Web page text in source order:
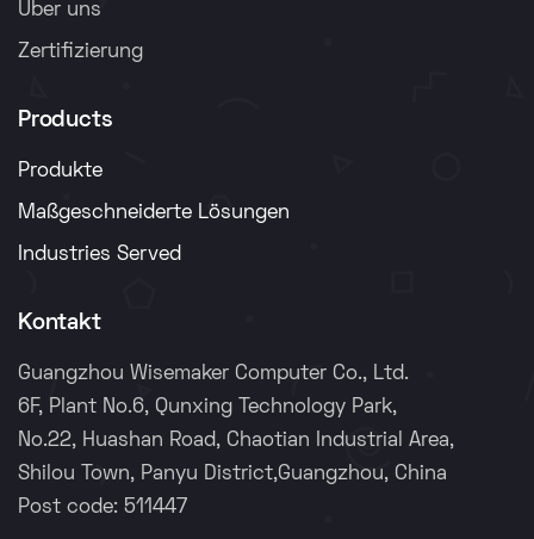
Über uns
Zertifizierung
Products
Produkte
Maßgeschneiderte Lösungen
Industries Served
Kontakt
Guangzhou Wisemaker Computer Co., Ltd.
6F, Plant No.6, Qunxing Technology Park,
No.22, Huashan Road, Chaotian Industrial Area,
Shilou Town, Panyu District,Guangzhou, China
Post code: 511447